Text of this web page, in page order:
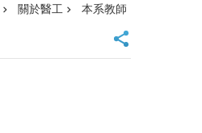
關於醫工 本系教師